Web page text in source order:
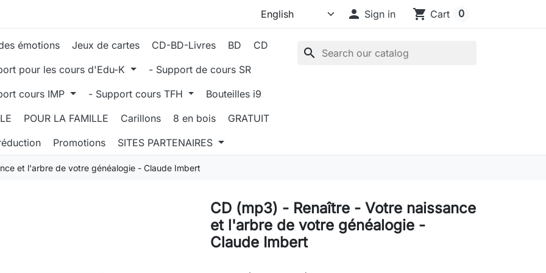
 Sign in shopping_cart Cart 0
émotions Jeux de cartes CD-BD-Livres BD
CD
pour les cours d'Edu-K
- Support de cours SR
cours IMP
- Support cours TFH
Bouteilles i9
POUR LA FAMILLE Carillons 8 en bois
GRATUIT
Promotions SITES PARTENAIRES
search
et l'arbre de votre généalogie - Claude Imbert
CD (mp3) - Renaître - Votre naissance
et l'arbre de votre généalogie -
Claude Imbert